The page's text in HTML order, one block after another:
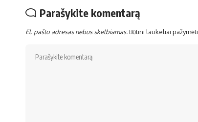
Parašykite komentarą
El. pašto adresas nebus skelbiamas.Būtini laukeliai pažymėti